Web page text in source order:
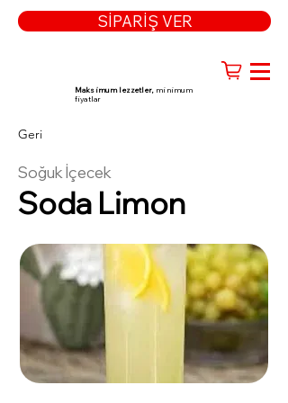
SİPARİŞ VER
Maksimum lezzetler, minimum
fiyatlar
Geri
Soğuk İçecek
Soda Limon